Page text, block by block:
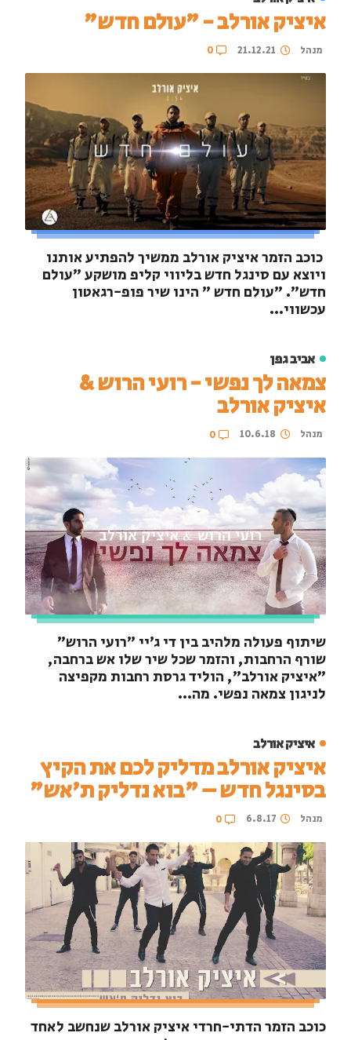
איציק אורלב - "עולם חדש"
מנהל 21.12.21
0
כוכב הזמר איציק אורלב ממשיך להפתיע אותנו
ויוצא עם סינגל חדש בליווי קליפ מושקע "עולם
חדש". "עולם חדש " הינו שיר פופ-רגאטון
עכשווי...
אביב גפן
צמאה לך נפשי - רועי הרוש &
איציק אורלב
מנהל 10.6.18
0
שיתוף פעולה מלהיב בין די ג׳יי "רועי הרוש"
שורף הרחבות, והזמר שכל שיר שלו אש ברחבה,
"איציק אורלב", הוליד גרסת רחבות מקפיצה
לניגון צמאה נפשי. מה...
איציק אורלב
איציק אורלב מדליק לכם את הקיץ
בסינגל חדש – "בוא נדליק ת'אש"
מנהל 6.8.17
0
כוכב הזמר הדתי-חרדי איציק אורלב שנחשב לאחד